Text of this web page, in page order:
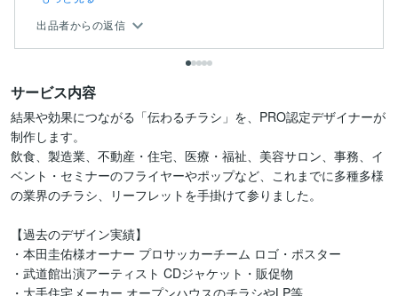
出品者からの返信
サービス内容
結果や効果につながる「伝わるチラシ」を、PRO認定デザイナーが
制作します。
飲食、製造業、不動産・住宅、医療・福祉、美容サロン、事務、イ
ベント・セミナーのフライヤーやポップなど、これまでに多種多様
の業界のチラシ、リーフレットを手掛けて参りました。
【過去のデザイン実績】
・本田圭佑様オーナー プロサッカーチーム ロゴ・ポスター
・武道館出演アーティスト CDジャケット・販促物